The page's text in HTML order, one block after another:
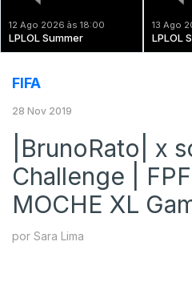
12 Ago 2026 às 18:00
LPLOL Summer
13 Ago
LPLOL
FIFA
28 Nov 2019
|BrunoRato| x
Challenge |
MOCHE XL
por Sara Lima